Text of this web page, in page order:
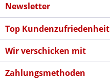
Newsletter
Top Kundenzufriedenheit
Wir verschicken mit
Zahlungsmethoden